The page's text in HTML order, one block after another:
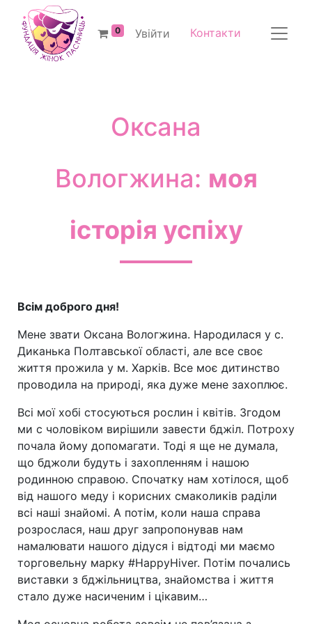
0 Увійти Контакти
Оксана
Вологжина: моя
історія успіху
Всім доброго дня!
Мене звати Оксана Вологжина. Народилася у с.
Диканька Полтавської області, але все своє
життя прожила у м. Харків. Все моє дитинство
проводила на природі, яка дуже мене захоплює.
Всі мої хобі стосуються рослин і квітів. Згодом
ми с чоловіком вирішили завести бджіл. Потроху
почала йому допомагати. Тоді я ще не думала,
що бджоли будуть і захопленням і нашою
родинною справою. Спочатку нам хотілося, щоб
від нашого меду і корисних смаколиків раділи
всі наші знайомі. А потім, коли наша справа
розрослася, наш друг запропонував нам
намалювати нашого дідуся і відтоді ми маємо
торговельну марку #HappyHiver. Потім почались
виставки з бджільництва, знайомства і життя
стало дуже насиченим і цікавим…